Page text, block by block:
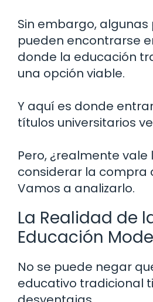
Sin embargo, algunas
pueden encontrarse
donde la educación
una opción viable.
Y aquí es donde
títulos universitarios
Pero, ¿realmente vale
considerar la compra
Vamos a analizarlo.
La Realidad de
Educación
No se puede negar
educativo tradicional